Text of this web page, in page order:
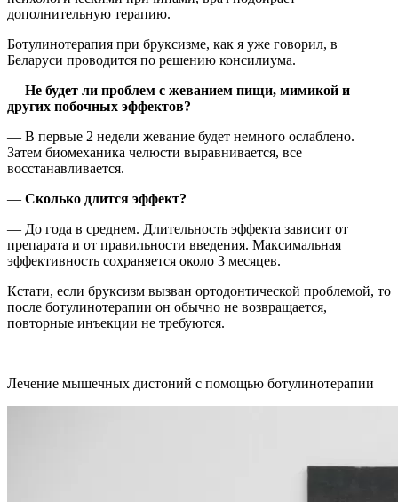
дополнительную терапию.
Ботулинотерапия при бруксизме, как я уже говорил, в
Беларуси проводится по решению консилиума.
— Не будет ли проблем с жеванием пищи, мимикой и
других побочных эффектов?
— В первые 2 недели жевание будет немного ослаблено.
Затем биомеханика челюсти выравнивается, все
восстанавливается.
— Сколько длится эффект?
— До года в среднем. Длительность эффекта зависит от
препарата и от правильности введения. Максимальная
эффективность сохраняется около 3 месяцев.
Кстати, если бруксизм вызван ортодонтической проблемой, то
после ботулинотерапии он обычно не возвращается,
повторные инъекции не требуются.
Лечение мышечных дистоний с помощью ботулинотерапии